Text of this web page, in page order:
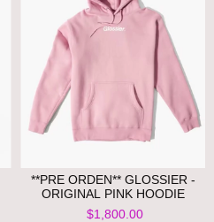
**PRE ORDEN** GLOSSIER -
ORIGINAL PINK HOODIE
$1,800.00